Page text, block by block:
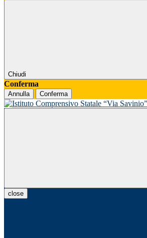
Chiudi
Conferma
Annulla Conferma
close